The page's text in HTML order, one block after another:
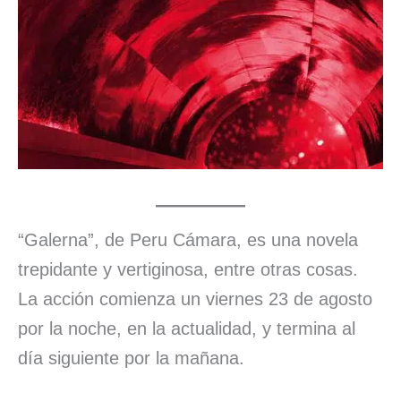
“Galerna”, de Peru Cámara, es una novela
trepidante y vertiginosa, entre otras cosas.
La acción comienza un viernes 23 de agosto
por la noche, en la actualidad, y termina al
día siguiente por la mañana.